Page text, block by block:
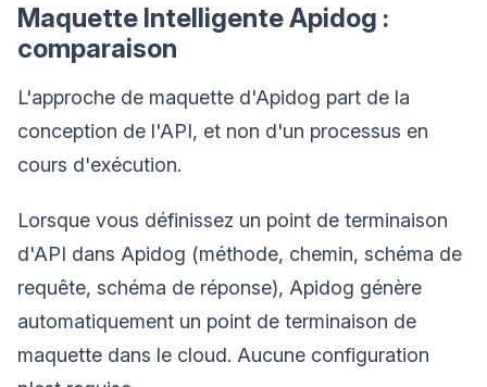
Maquette Intelligente Apidog :
comparaison
L'approche de maquette d'Apidog part de la
conception de l'API, et non d'un processus en
cours d'exécution.
Lorsque vous définissez un point de terminaison
d'API dans Apidog (méthode, chemin, schéma de
requête, schéma de réponse), Apidog génère
automatiquement un point de terminaison de
maquette dans le cloud. Aucune configuration